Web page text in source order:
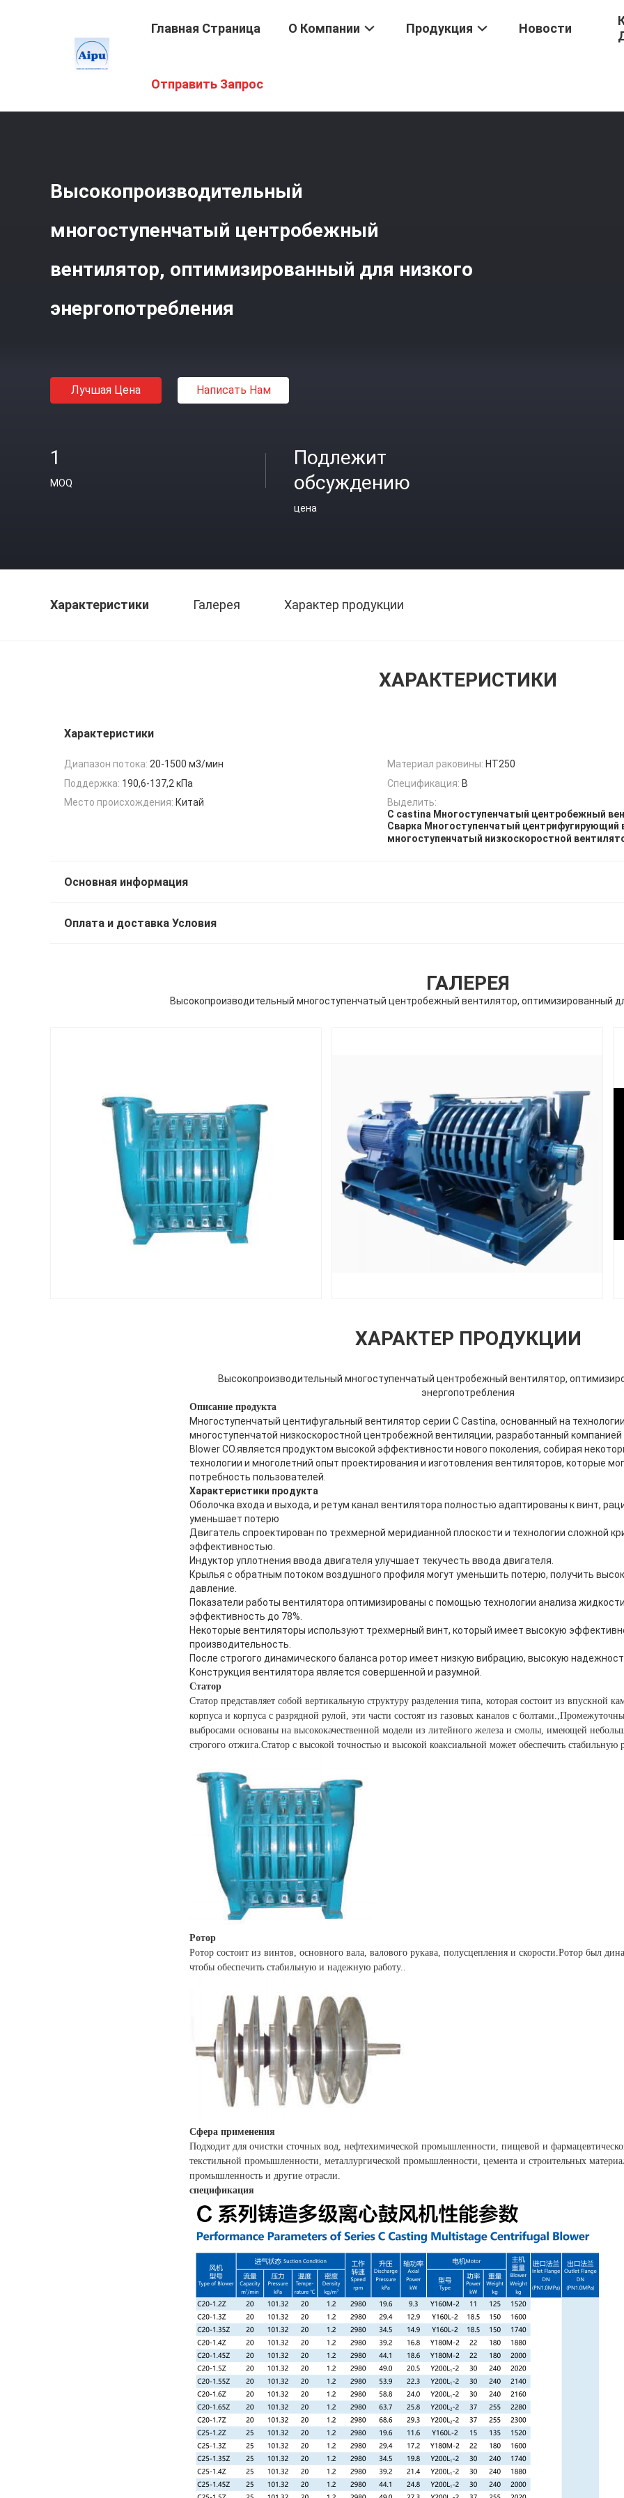
Главная Страница О Компании Продукция Новости
Отправить Запрос
Оптимизированный Для Низкого Энергопотребления
Высокопроизводительный
многоступенчатый центробежный
вентилятор, оптимизированный для низкого
энергопотребления
Лучшая Цена Написать Нам
1
MOQ
Подлежит
обсуждению
цена
Характеристики Галерея Характер продукции
ХАРАКТЕРИСТИКИ
Характеристики
Диапазон потока: 20-1500 м3/мин Материал раковины: HT250
Поддержка: 190,6-137,2 кПа Спецификация: В
Место происхождения: Китай
Выделить:
C castina Многоступенчатый центробежный
Сварка Многоступенчатый центрифугирующий
многоступенчатый низкоскоростной
Основная информация
Оплата и доставка Условия
ГАЛЕРЕЯ
Высокопроизводительный многоступенчатый центробежный вентилятор, оптимизированный
ХАРАКТЕР ПРОДУКЦИИ
Высокопроизводительный многоступенчатый центробежный вентилятор,
энергопотребления
Описание продукта
Многоступенчатый центифугальный вентилятор серии C Castina, основанный на
многоступенчатой низкоскоростной центробежной вентиляции, разработанный
Blower CO.является продуктом высокой эффективности нового поколения, собирая
технологии и многолетний опыт проектирования и изготовления вентиляторов, которые
потребность пользователей.
Характеристики продукта
Оболочка входа и выхода, и ретум канал вентилятора полностью адаптированы к винт,
уменьшает потерю
Двигатель спроектирован по трехмерной меридианной плоскости и технологии сложной
эффективностью.
Индуктор уплотнения ввода двигателя улучшает текучесть ввода двигателя.
Крылья с обратным потоком воздушного профиля могут уменьшить потерю, получить
давление.
Показатели работы вентилятора оптимизированы с помощью технологии анализа
эффективность до 78%.
Некоторые вентиляторы используют трехмерный винт, который имеет высокую
производительность.
После строгого динамического баланса ротор имеет низкую вибрацию, высокую
Конструкция вентилятора является совершенной и разумной.
Статор
Статор представляет собой вертикальную структуру разделения типа, которая состоит из впускной
корпуса и корпуса с разрядной рулой, эти части состоят из газовых каналов с
выбросами основаны на высококачественной модели из литейного железа и смолы, имеющей
строгого отжига.Статор с высокой точностью и высокой коаксиальной может обеспечить стабильную
Ротор
Ротор состоит из винтов, основного вала, валового рукава, полусцепления и скорости.Ротор был
чтобы обеспечить стабильную и надежную работу..
Сфера применения
Подходит для очистки сточных вод, нефтехимической промышленности, пищевой и
текстильной промышленности, металлургической промышленности, цемента и строительных
промышленность и другие отрасли.
спецификация